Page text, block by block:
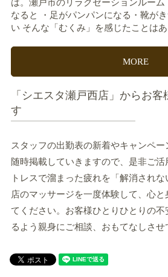
は。瀬戸市のリラクゼーションルー
なると ・足がパンパンになる・靴が
い そんな「むくみ」を感じたことは
MORE
「シエスタ瀬戸西店」からお
す
スタッフの出勤表の新着やキャンペ
随時掲載していきますので、是非ご
トレスで溜まった疲れを「解消され
店のマッサージを一度体験して、心
てください。お客様ひとりひとりの不
るよう親身にご相談、おもてなしさせ